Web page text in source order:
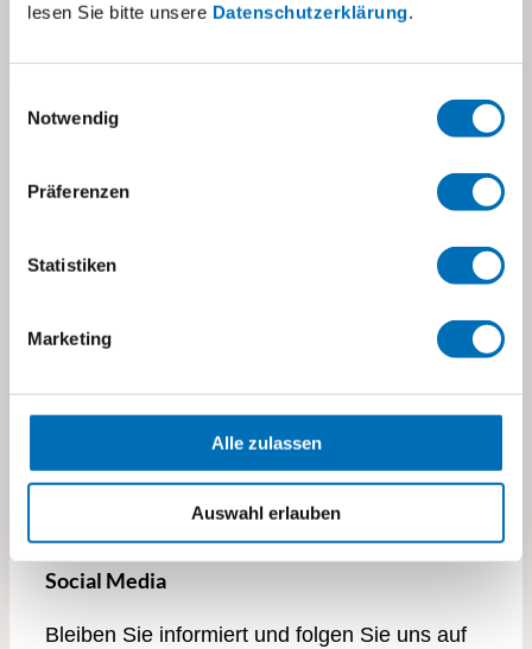
lesen Sie bitte unsere Datenschutzerklärung.
Notwendig
Präferenzen
Statistiken
Marketing
Alle zulassen
Auswahl erlauben
Stettbachstrasse 10
+41 43 355 10 20
→ Impressum
Social Media
Bleiben Sie informiert und folgen Sie uns auf